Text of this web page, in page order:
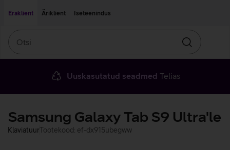
Eraklient
Äriklient Iseteenindus
Otsin
Uuskasutatud seadmed Telias
Samsung Galaxy Tab S9 Ultra'le
KlaviatuurTootekood: ef-dx915ubegww